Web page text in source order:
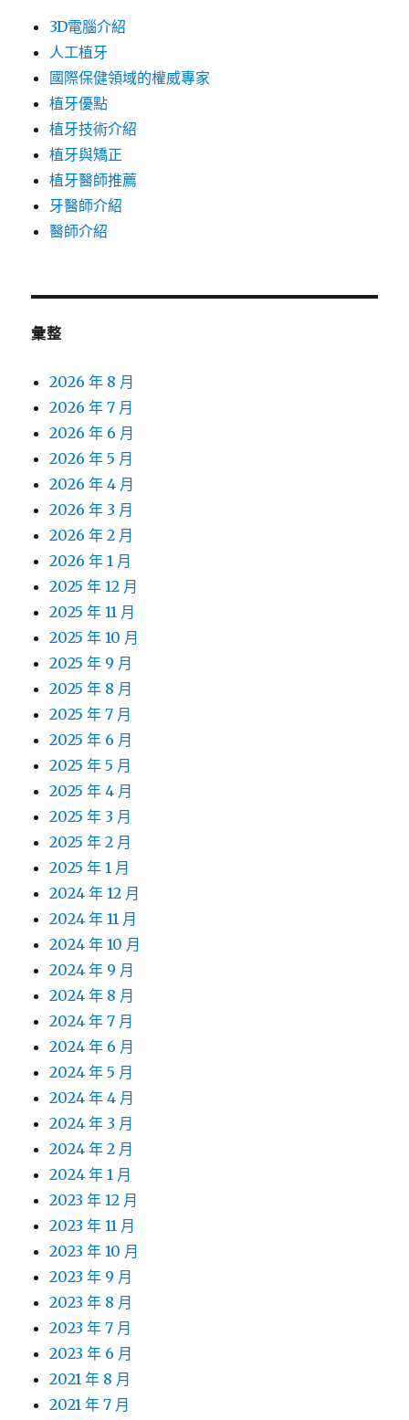
3D電腦介紹
人工植牙
國際保健領域的權威專家
植牙優點
植牙技術介紹
植牙與矯正
植牙醫師推薦
牙醫師介紹
醫師介紹
彙整
2026 年 8 月
2026 年 7 月
2026 年 6 月
2026 年 5 月
2026 年 4 月
2026 年 3 月
2026 年 2 月
2026 年 1 月
2025 年 12 月
2025 年 11 月
2025 年 10 月
2025 年 9 月
2025 年 8 月
2025 年 7 月
2025 年 6 月
2025 年 5 月
2025 年 4 月
2025 年 3 月
2025 年 2 月
2025 年 1 月
2024 年 12 月
2024 年 11 月
2024 年 10 月
2024 年 9 月
2024 年 8 月
2024 年 7 月
2024 年 6 月
2024 年 5 月
2024 年 4 月
2024 年 3 月
2024 年 2 月
2024 年 1 月
2023 年 12 月
2023 年 11 月
2023 年 10 月
2023 年 9 月
2023 年 8 月
2023 年 7 月
2023 年 6 月
2021 年 8 月
2021 年 7 月